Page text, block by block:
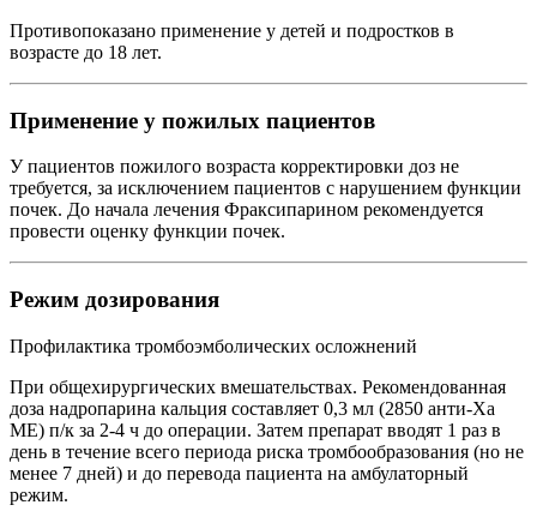
Противопоказано применение у детей и подростков в
возрасте до 18 лет.
Применение у пожилых пациентов
У пациентов пожилого возраста корректировки доз не
требуется, за исключением пациентов с нарушением функции
почек. До начала лечения Фраксипарином рекомендуется
провести оценку функции почек.
Режим дозирования
Профилактика тромбоэмболических осложнений
При общехирургических вмешательствах. Рекомендованная
доза надропарина кальция составляет 0,3 мл (2850 анти-Ха
МЕ) п/к за 2-4 ч до операции. Затем препарат вводят 1 раз в
день в течение всего периода риска тромбообразования (но не
менее 7 дней) и до перевода пациента на амбулаторный
режим.